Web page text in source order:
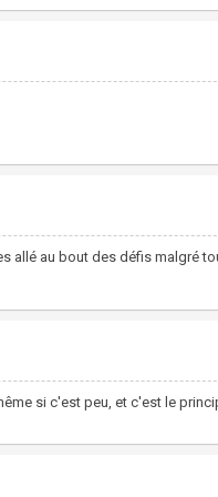
allé au bout des défis malgré
si c'est peu, et c'est le